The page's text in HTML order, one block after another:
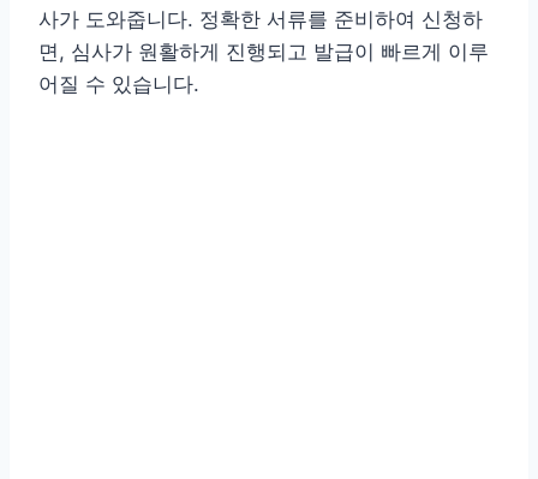
사가 도와줍니다. 정확한 서류를 준비하여 신청하
면, 심사가 원활하게 진행되고 발급이 빠르게 이루
어질 수 있습니다.